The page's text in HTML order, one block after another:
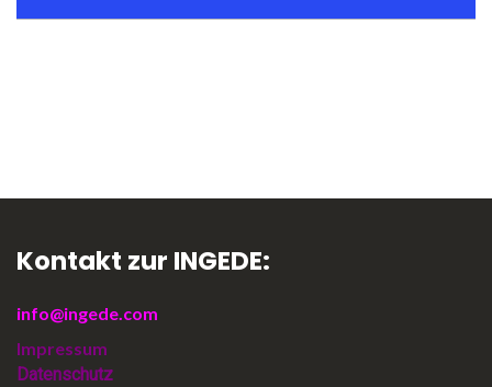
Kontakt zur INGEDE:
info@ingede.com
Impressum
Datenschutz